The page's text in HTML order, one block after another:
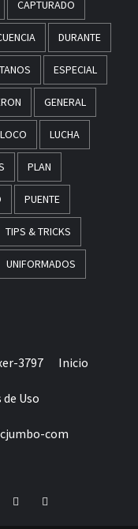
CAPTURADO
DURANTE
ESPECIAL
GENERAL
LOCO LUCHA
PLAN
PUENTE
TIPS & TRICKS
UNIFORMADOS
3797 Inicio
Uso
com
YouTubeInstagram